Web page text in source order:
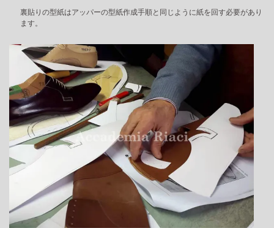
裏貼りの型紙はアッパーの型紙作成手順と同じように紙を回す必要があり
ます。